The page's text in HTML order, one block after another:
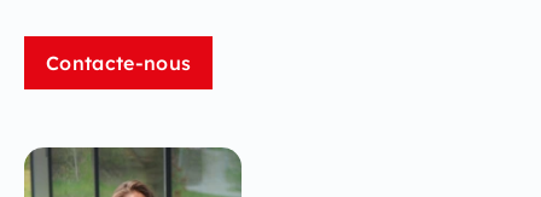
Contacte-nous